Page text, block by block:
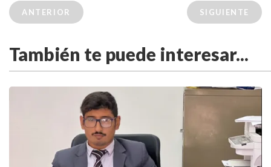
ANTERIOR SIGUIENTE
También te puede interesar...